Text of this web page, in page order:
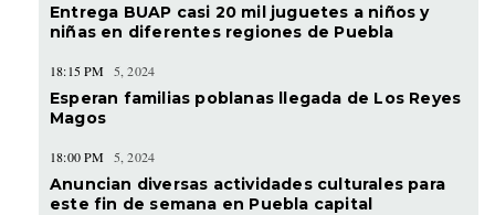
Entrega BUAP casi 20 mil juguetes a niños y
niñas en diferentes regiones de Puebla
18:15 PM 5, 2024
Esperan familias poblanas llegada de Los Reyes
Magos
18:00 PM 5, 2024
Anuncian diversas actividades culturales para
este fin de semana en Puebla capital